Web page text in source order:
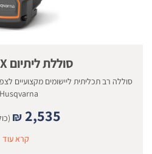
סוללת ליתיום 40B330X
סוללה רב תכליתית ליישומים מקצועיים
₪ 2,535
קרא עוד